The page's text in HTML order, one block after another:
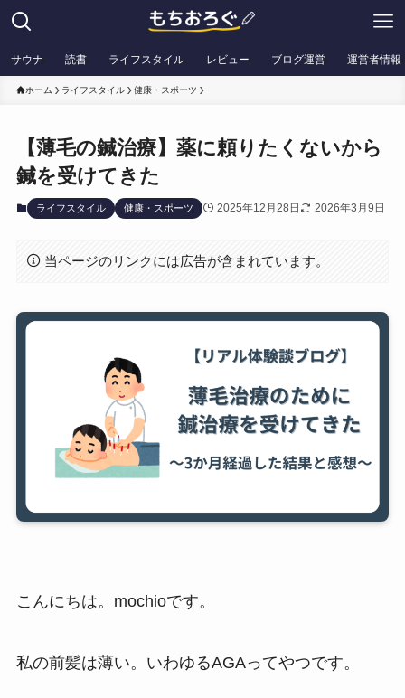
サウナ 読書 ライフスタイル レビュー ブログ運営 運営者情報
ホーム ライフスタイル 健康・スポーツ
【薄毛の鍼治療】薬に頼りたくないから
鍼を受けてきた
ライフスタイル 健康・スポーツ 2025年12月28日 2026年3月9日
当ページのリンクには広告が含まれています。
こんにちは。mochioです。
私の前髪は薄い。いわゆるAGAってやつです。